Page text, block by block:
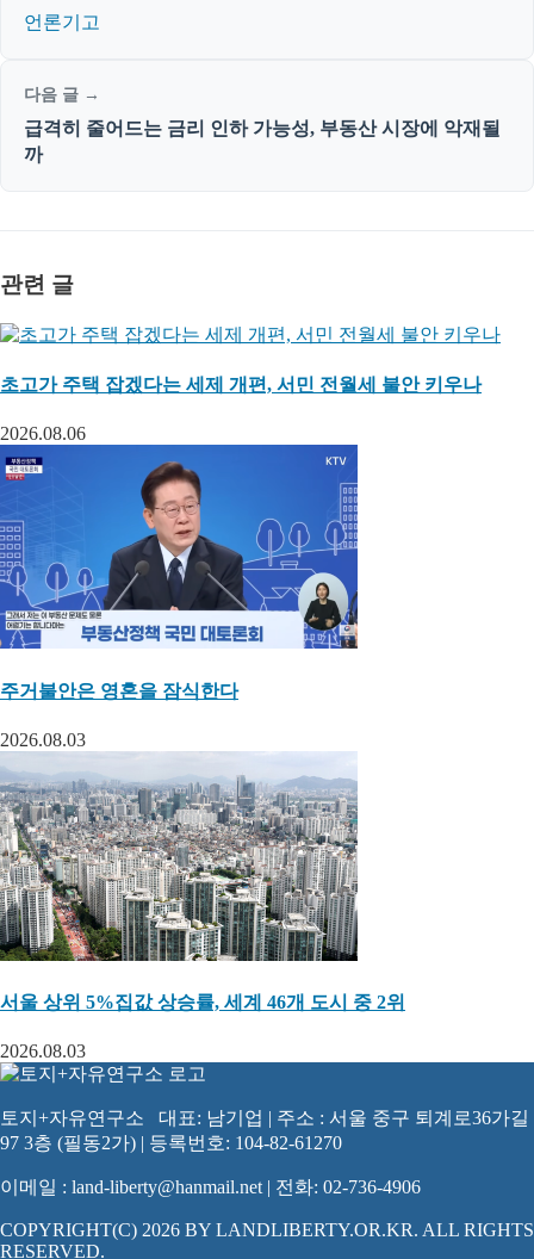
언론기고
다음 글 →
급격히 줄어드는 금리 인하 가능성, 부동산 시장에 악재될
까
관련 글
초고가 주택 잡겠다는 세제 개편, 서민 전월세 불안 키우나
2026.08.06
주거불안은 영혼을 잠식한다
2026.08.03
서울 상위 5%집값 상승률, 세계 46개 도시 중 2위
2026.08.03
토지+자유연구소 대표: 남기업 | 주소 : 서울 중구 퇴계로36가길
97 3층 (필동2가) | 등록번호: 104-82-61270
이메일 : land-liberty@hanmail.net | 전화: 02-736-4906
COPYRIGHT(C) 2026 BY LANDLIBERTY.OR.KR. ALL RIGHTS
RESERVED.